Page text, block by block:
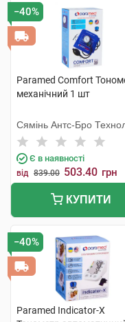
Термометри
Термометри кімнатні
Тонометри
−40%
Paramed Comfort
механічний 1 шт
Сямінь Антс-Бро
Є в наявності
від 839.00 503.40 грн
КУПИТИ
−40%
Paramed Indicator-X